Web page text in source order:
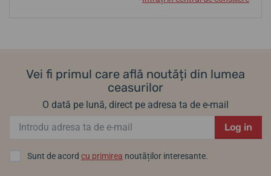
Vei fi primul care află noutăți din lumea
ceasurilor
O dată pe lună, direct pe adresa ta de e-mail
Log in
Sunt de acord cu primirea noutăților interesante.